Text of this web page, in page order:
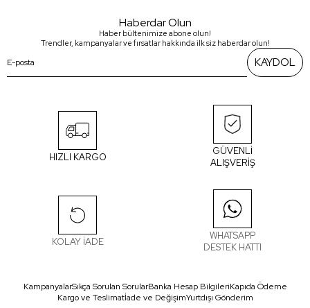
Haberdar Olun
Haber bültenimize abone olun!
Trendler, kampanyalar ve fırsatlar hakkında ilk siz haberdar olun!
KAYDOL
HIZLI KARGO
GÜVENLİ
ALIŞVERİŞ
KOLAY İADE
WHATSAPP
DESTEK HATTI
KampanyalarSıkça Sorulan SorularBanka Hesap BilgileriKapıda Ödeme
Kargo ve Teslimatİade ve DeğişimYurtdışı Gönderim